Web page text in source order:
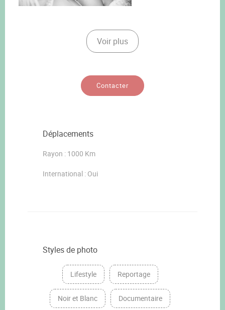
Voir plus
Contacter
Déplacements
Rayon : 1000 Km
International : Oui
Styles de photo
Lifestyle Reportage
Noir et Blanc Documentaire